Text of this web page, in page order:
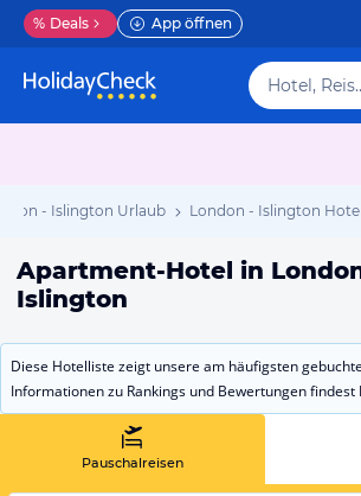
% Deals App öffnen
- Islington Urlaub London - Islington
Apartment-Hotel in
Islington
Diese Hotelliste zeigt unsere am häufigsten
Informationen zu Rankings und Bewertungen findest
Pauschalreisen